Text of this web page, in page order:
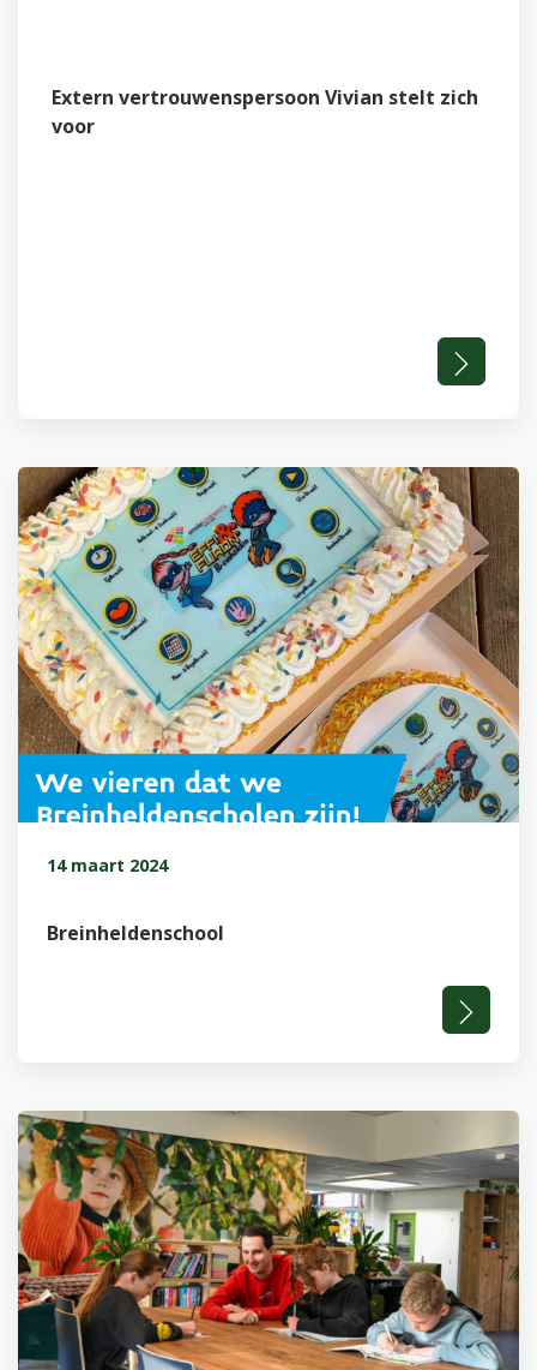
Extern vertrouwenspersoon Vivian stelt zich
voor
14 maart 2024
Breinheldenschool